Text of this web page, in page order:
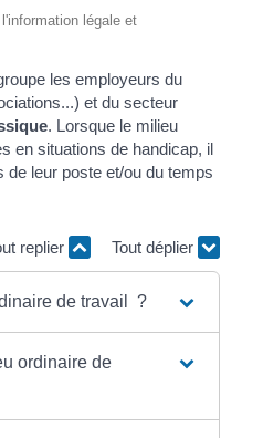
légale et
les employeurs du
et du secteur
. Lorsque le milieu
en situations de handicap, il
leur poste et/ou du temps
replier Tout déplier
de travail ?
ordinaire de